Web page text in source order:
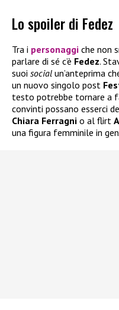
Lo spoiler di Fedez
Tra i personaggi che non
parlare di sé c’è Fedez.
suoi social un’anteprima
un nuovo singolo post
testo potrebbe tornare a
convinti possano esserci
Chiara Ferragni o al flirt
una figura femminile in